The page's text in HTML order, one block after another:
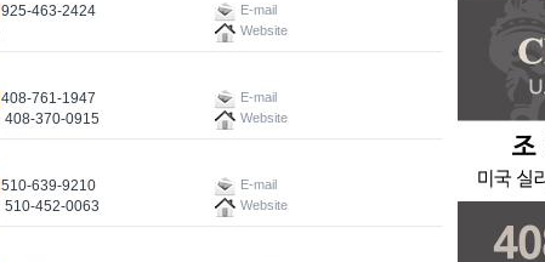
925-463-2424
E-mail
Website
408-761-1947 E-mail
408-370-0915 Website
510-639-9210 E-mail
510-452-0063 Website